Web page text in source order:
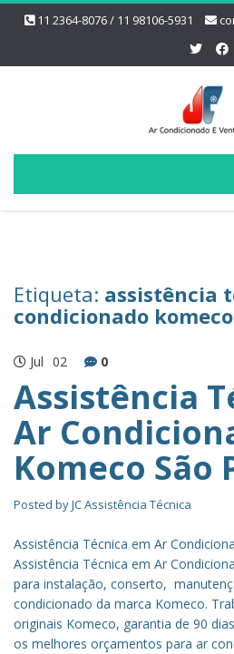
11 2364-8076 / 11 98106-5931
Etiqueta: assistência
condicionado
Jul 02 0
Assistência
Ar
Komeco São
Posted byJC Assistência Técnica
Assistência Técnica em Ar
Assistência Técnica em Ar
para instalação, conserto,
condicionado da marca Komeco.
originais Komeco, garantia de 90
os melhores orçamentos para ar